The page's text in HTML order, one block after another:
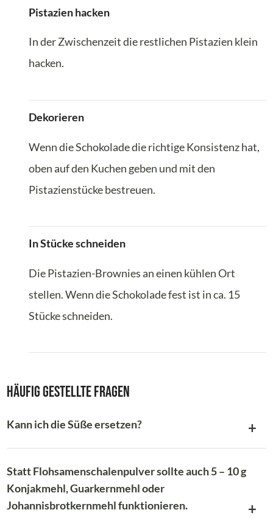
Pistazien hacken
In der Zwischenzeit die restlichen Pistazien klein
hacken.
Dekorieren
Wenn die Schokolade die richtige Konsistenz hat,
oben auf den Kuchen geben und mit den
Pistazienstücke bestreuen.
In Stücke schneiden
Die Pistazien-Brownies an einen kühlen Ort
stellen. Wenn die Schokolade fest ist in ca. 15
Stücke schneiden.
Häufig gestellte Fragen
Kann ich die Süße ersetzen?
Statt Flohsamenschalenpulver sollte auch 5 – 10 g
Konjakmehl, Guarkernmehl oder
Johannisbrotkernmehl funktionieren.